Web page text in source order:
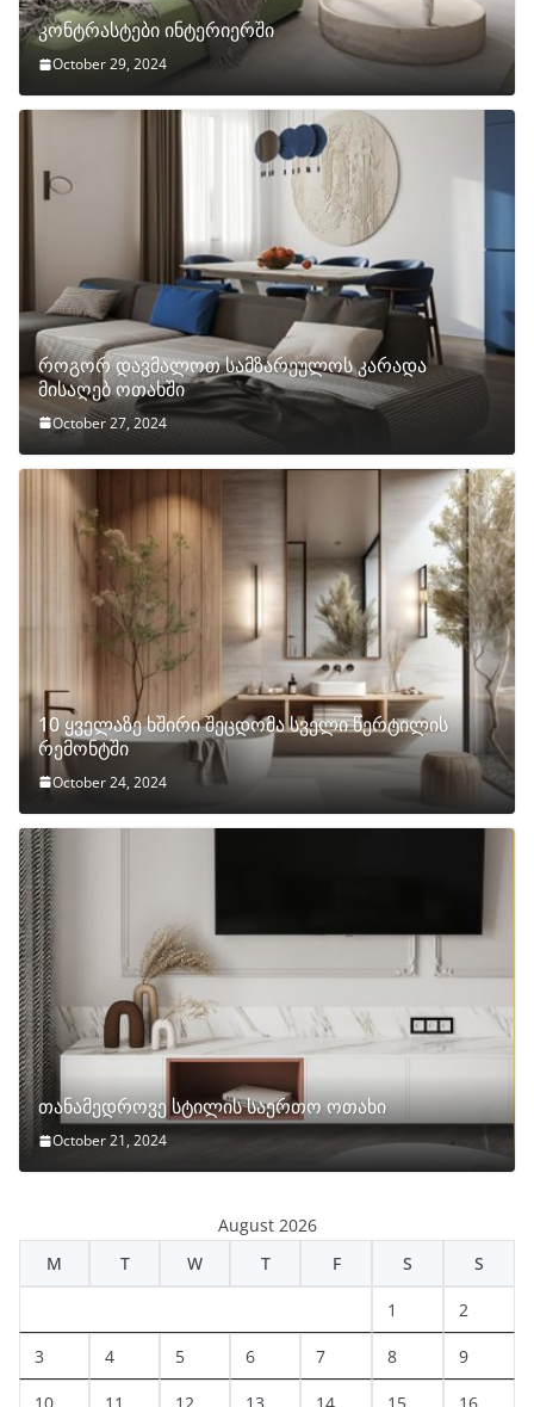
კონტრასტები ინტერიერში
October 29, 2024
როგორ დავმალოთ სამზარეულოს კარადა
მისაღებ ოთახში
October 27, 2024
10 ყველაზე ხშირი შეცდომა სველი წერტილის
რემონტში
October 24, 2024
თანამედროვე სტილის საერთო ოთახი
October 21, 2024
August 2026
M
T W T F S S
1 2
3 4 5 6 7 8 9